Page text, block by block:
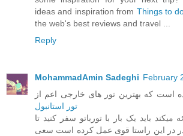
ideas and inspiration from Things to
the web's best reviews and travel ...
Reply
MohammadAmin Sadeghi February
است که بهترین تور های خارجی اعم از
تور استانبول
باید یک بار با تورباتو سفر کنید تا
در این راستا قوی عمل کرده است سعی